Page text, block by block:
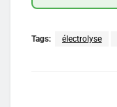
Tags: électrolyse